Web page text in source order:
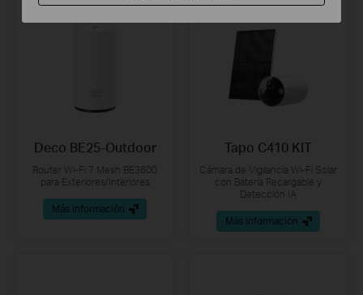
Deco BE25-Outdoor
Router Wi-Fi 7 Mesh BE3600
para Exteriores/Interiores
Más información
Tapo C410 KIT
Cámara de Vigilancia Wi-Fi Solar
con Batería Recargable y
Detección IA
Más información